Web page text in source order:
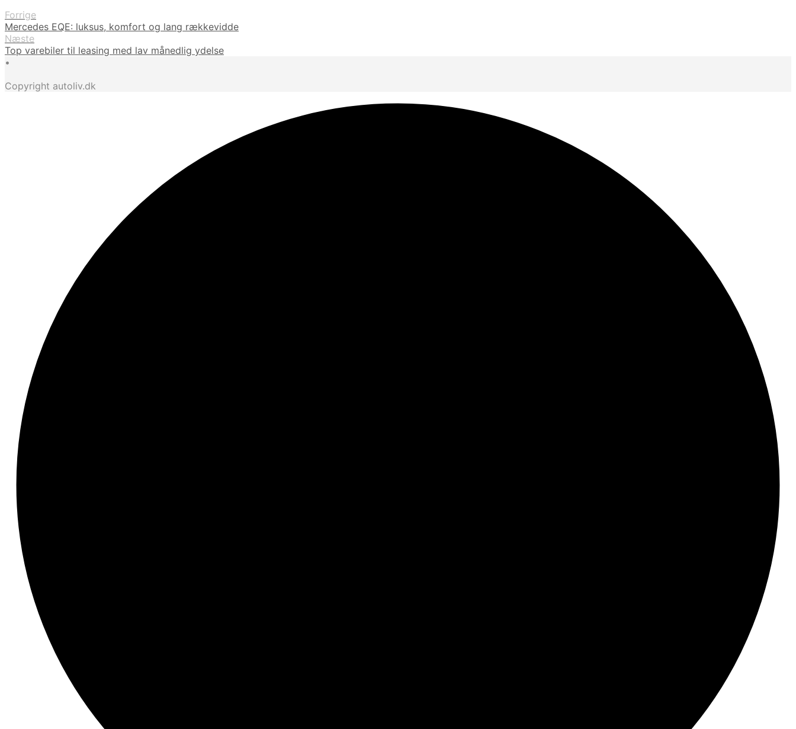
Forrige
Mercedes EQE: luksus, komfort og lang rækkevidde
Næste
Top varebiler til leasing med lav månedlig ydelse
•
Copyright autoliv.dk